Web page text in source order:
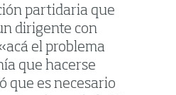
partidaria que
dirigente con
el problema
que hacerse
que es necesario